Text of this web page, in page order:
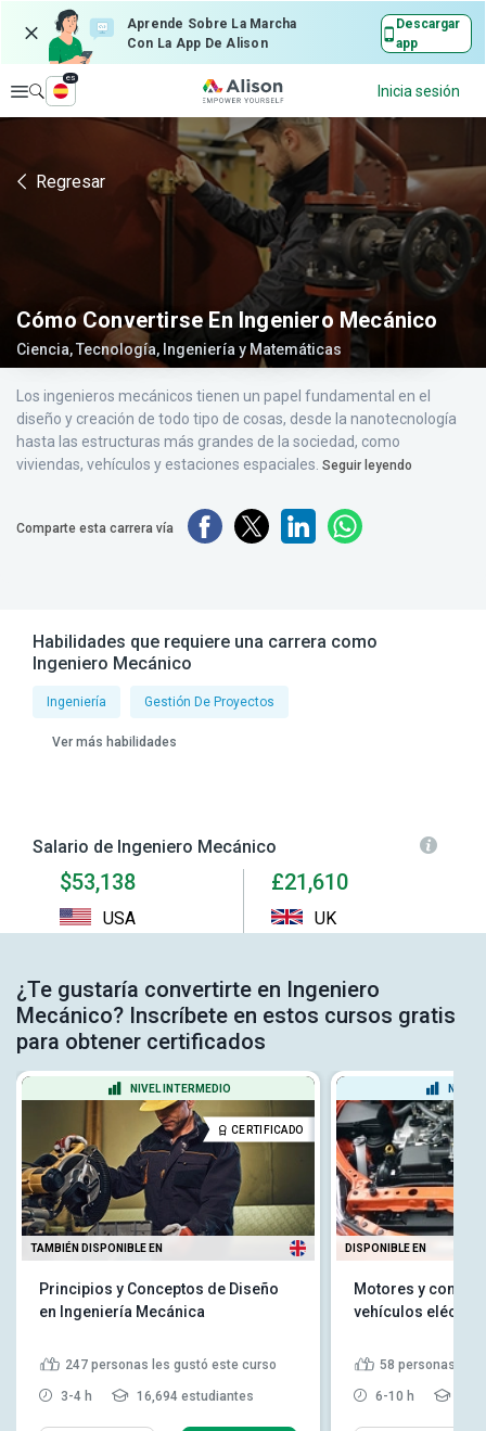
Aprende Sobre La Marcha
Con La App De Alison
Descargar
app
Explorar
es
Inicia sesión
Regresar
Cómo Convertirse En Ingeniero Mecánico
Ciencia, Tecnología, Ingeniería y Matemáticas
Los ingenieros mecánicos tienen un papel fundamental en el
diseño y creación de todo tipo de cosas, desde la nanotecnología
hasta las estructuras más grandes de la sociedad, como
viviendas, vehículos y estaciones espaciales. Seguir leyendo
Comparte esta carrera vía
Habilidades que requiere una carrera como
Ingeniero Mecánico
Ingeniería Gestión De Proyectos
Ver más habilidades
Salario de Ingeniero Mecánico
$53,138
USA
£21,610
UK
¿Te gustaría convertirte en Ingeniero
Mecánico? Inscríbete en estos cursos gratis
para obtener certificados
NIVEL INTERMEDIO
CERTIFICADO
TAMBIÉN DISPONIBLE EN
Principios y Conceptos de Diseño
en Ingeniería Mecánica
247 personas les gustó este curso
3-4 h 16,694 estudiantes
NIVEL
DISPONIBLE EN
Motores y
vehículos
58 personas les
6-10 h